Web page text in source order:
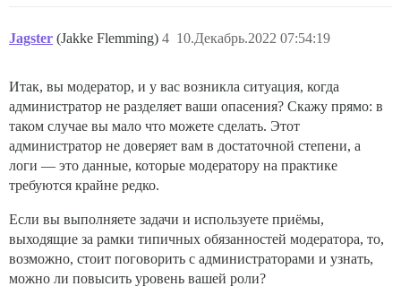
Jagster (Jakke Flemming) 10.Декабрь.2022 07:54:19
4
Итак, вы модератор, и у вас возникла ситуация, когда
администратор не разделяет ваши опасения? Скажу прямо: в
таком случае вы мало что можете сделать. Этот
администратор не доверяет вам в достаточной степени, а
логи — это данные, которые модератору на практике
требуются крайне редко.
Если вы выполняете задачи и используете приёмы,
выходящие за рамки типичных обязанностей модератора, то,
возможно, стоит поговорить с администраторами и узнать,
можно ли повысить уровень вашей роли?